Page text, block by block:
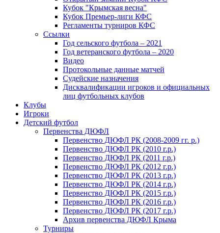
Кубок "Крымская весна"
Кубок Премьер-лиги КФС
Регламенты турниров КФС
Ссылки
Год сельского футбола – 2021
Год ветеранского футбола – 2020
Видео
Протокольные данные матчей
Судейские назначения
Дисквалификации игроков и официальных
лиц футбольных клубов
Клубы
Игроки
Детский футбол
Первенства ДЮФЛ
Первенство ДЮФЛ РК (2008-2009 гг. р.)
Первенство ДЮФЛ РК (2010 г.р.)
Первенство ДЮФЛ РК (2011 г.р.)
Первенство ДЮФЛ РК (2012 г.р.)
Первенство ДЮФЛ РК (2013 г.р.)
Первенство ДЮФЛ РК (2014 г.р.)
Первенство ДЮФЛ РК (2015 г.р.)
Первенство ДЮФЛ РК (2016 г.р.)
Первенство ДЮФЛ РК (2017 г.р.)
Архив первенства ДЮФЛ Крыма
Турниры